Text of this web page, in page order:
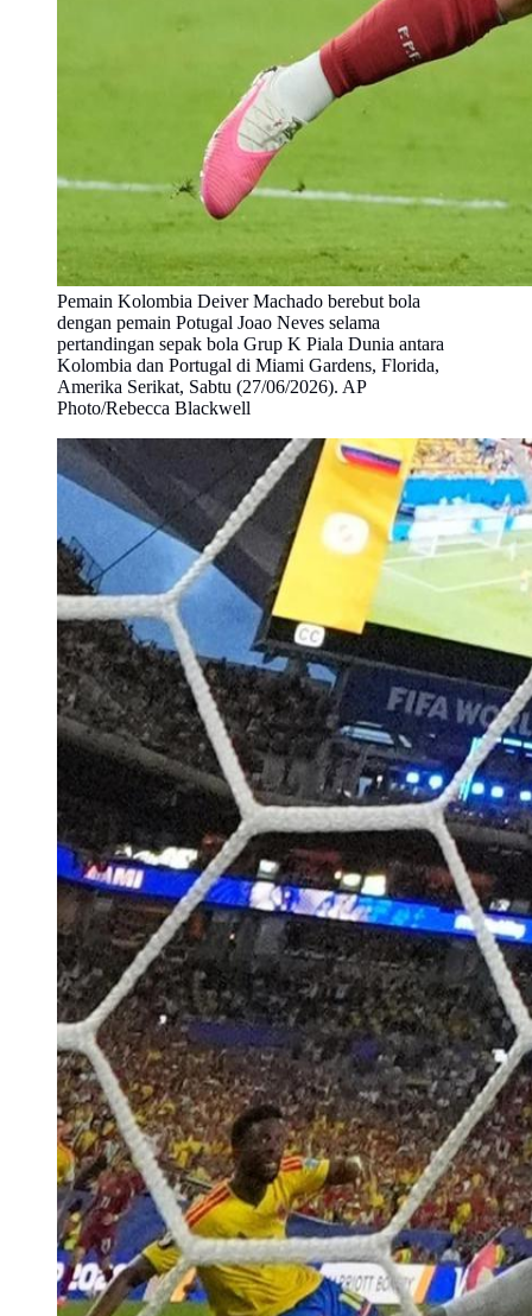
Pemain Kolombia Deiver Machado berebut bola
dengan pemain Potugal Joao Neves selama
pertandingan sepak bola Grup K Piala Dunia antara
Kolombia dan Portugal di Miami Gardens, Florida,
Amerika Serikat, Sabtu (27/06/2026). AP
Photo/Rebecca Blackwell